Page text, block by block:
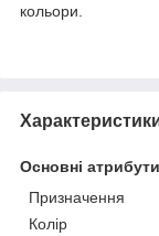
кольори.
Основні атрибути
Призначення
Колір